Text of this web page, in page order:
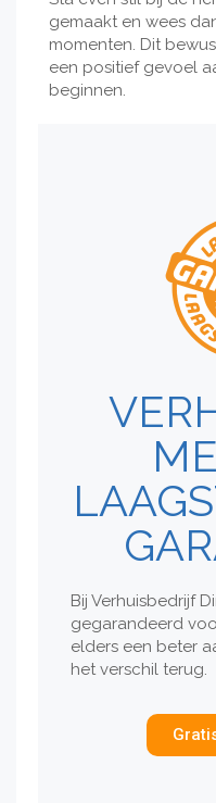
gemaakt en wees
momenten. Dit
een positief gevoel
beginnen.
Bij Verhuisbedrijf
gegarandeerd
elders een beter
het verschil terug.